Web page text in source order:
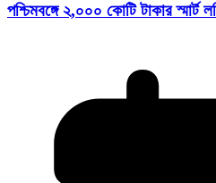
পশ্চিমবঙ্গে ২,০০০ কোটি টাকার স্মার্ট